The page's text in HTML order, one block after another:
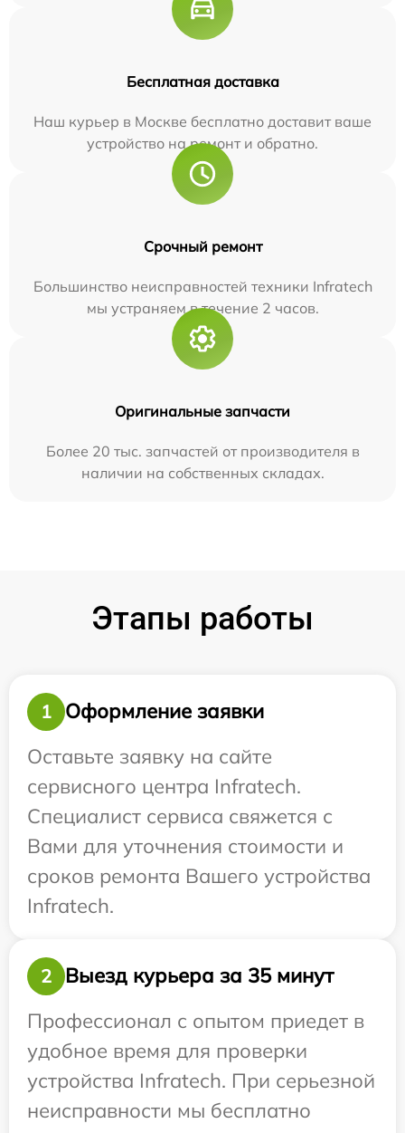
Бесплатная доставка
Наш курьер в Москве бесплатно доставит ваше
устройство на ремонт и обратно.
Срочный ремонт
Большинство неисправностей техники Infratech
мы устраняем в течение 2 часов.
Оригинальные запчасти
Более 20 тыс. запчастей от производителя в
наличии на собственных складах.
Этапы работы
1
Оформление заявки
Оставьте заявку на сайте
сервисного центра Infratech.
Специалист сервиса свяжется с
Вами для уточнения стоимости и
сроков ремонта Вашего устройства
Infratech.
2
Выезд курьера за 35 минут
Профессионал с опытом приедет в
удобное время для проверки
устройства Infratech. При серьезной
неисправности мы бесплатно